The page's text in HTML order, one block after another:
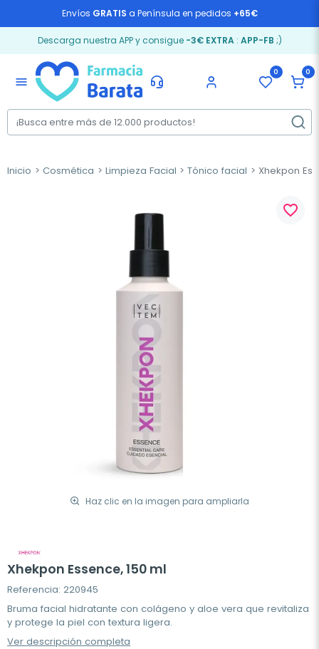
Envíos GRATIS a Península en pedidos +65€
Descarga nuestra APP y consigue -3€ EXTRA: APP-FB ;)
menu
0 0
Inicio Cosmética Limpieza Facial Tónico facial Xhekpon
Haz clic en la imagen para ampliarla
favorite_border
Xhekpon Essence, 150 ml
Referencia: 220945
Bruma facial hidratante con colágeno y aloe vera que revitaliza
y protege la piel con textura ligera.
Ver descripción completa